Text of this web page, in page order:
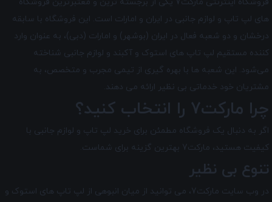
های لپ تاپ و لوازم جانبی در ایران و امارات است. این فروشگاه با سابقه
درخشان و دو شعبه فعال در ایران (بوشهر) و امارات (دبی)، به عنوان وارد
کننده مستقیم لپ تاپ های استوک و آکبند و لوازم جانبی شناخته
می‌شود. این شعبه ها با بهره گیری از تیمی مجرب و متخصص، به
مشتریان خود خدماتی بی نظیر ارائه می دهند.
چرا مارکت7 را انتخاب کنید؟
اگر به دنبال یک فروشگاه مطمئن برای خرید لپ تاپ و لوازم جانبی با
کیفیت هستید، مارکت7 بهترین گزینه برای شماست.
تنوع بی نظیر
در وب سایت مارکت7، می توانید از میان انبوهی از لپ تاپ های استوک و